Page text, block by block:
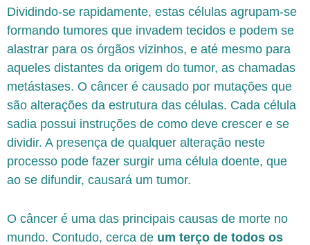
Dividindo-se rapidamente, estas células agrupam-se
formando tumores que invadem tecidos e podem se
alastrar para os órgãos vizinhos, e até mesmo para
aqueles distantes da origem do tumor, as chamadas
metástases. O câncer é causado por mutações que
são alterações da estrutura das células. Cada célula
sadia possui instruções de como deve crescer e se
dividir. A presença de qualquer alteração neste
processo pode fazer surgir uma célula doente, que
ao se difundir, causará um tumor.
O câncer é uma das principais causas de morte no
mundo. Contudo, cerca de um terço de todos os